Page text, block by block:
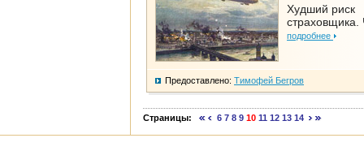
Худший риск
страховщика.
подробнее
Предоставлено: Тимофей Бегров
Страницы: 6 7 8 9 10 11 12 13 14